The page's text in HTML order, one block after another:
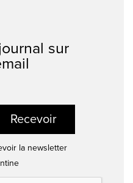
sur
Recevoir
la newsletter